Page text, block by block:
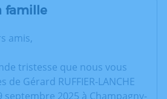
famille
amis,
tristesse que nous vous
de Gérard RUFFIER-LANCHE
2025 à Champagny-